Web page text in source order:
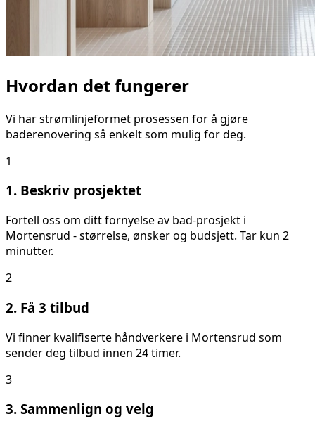
Hvordan det fungerer
Vi har strømlinjeformet prosessen for å gjøre
baderenovering så enkelt som mulig for deg.
1
1. Beskriv prosjektet
Fortell oss om dittfornyelse av bad-prosjekt i
Mortensrud - størrelse, ønsker og budsjett. Tar kun 2
minutter.
2
2. Få 3 tilbud
Vi finner kvalifiserte håndverkere i Mortensrud som
sender deg tilbud innen 24 timer.
3
3. Sammenlign og velg